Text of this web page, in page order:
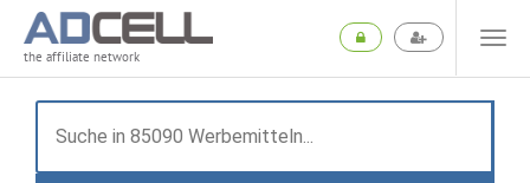
the affiliate network